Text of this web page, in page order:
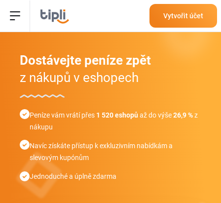
Vytvořit účet
Dostávejte peníze zpět
z nákupů v eshopech
Peníze vám vrátí přes 1 520 eshopů až do výše26,9 %z
nákupu
Navíc získáte přístup k exkluzivním nabídkám a
slevovým kupónům
Jednoduché a úplně zdarma